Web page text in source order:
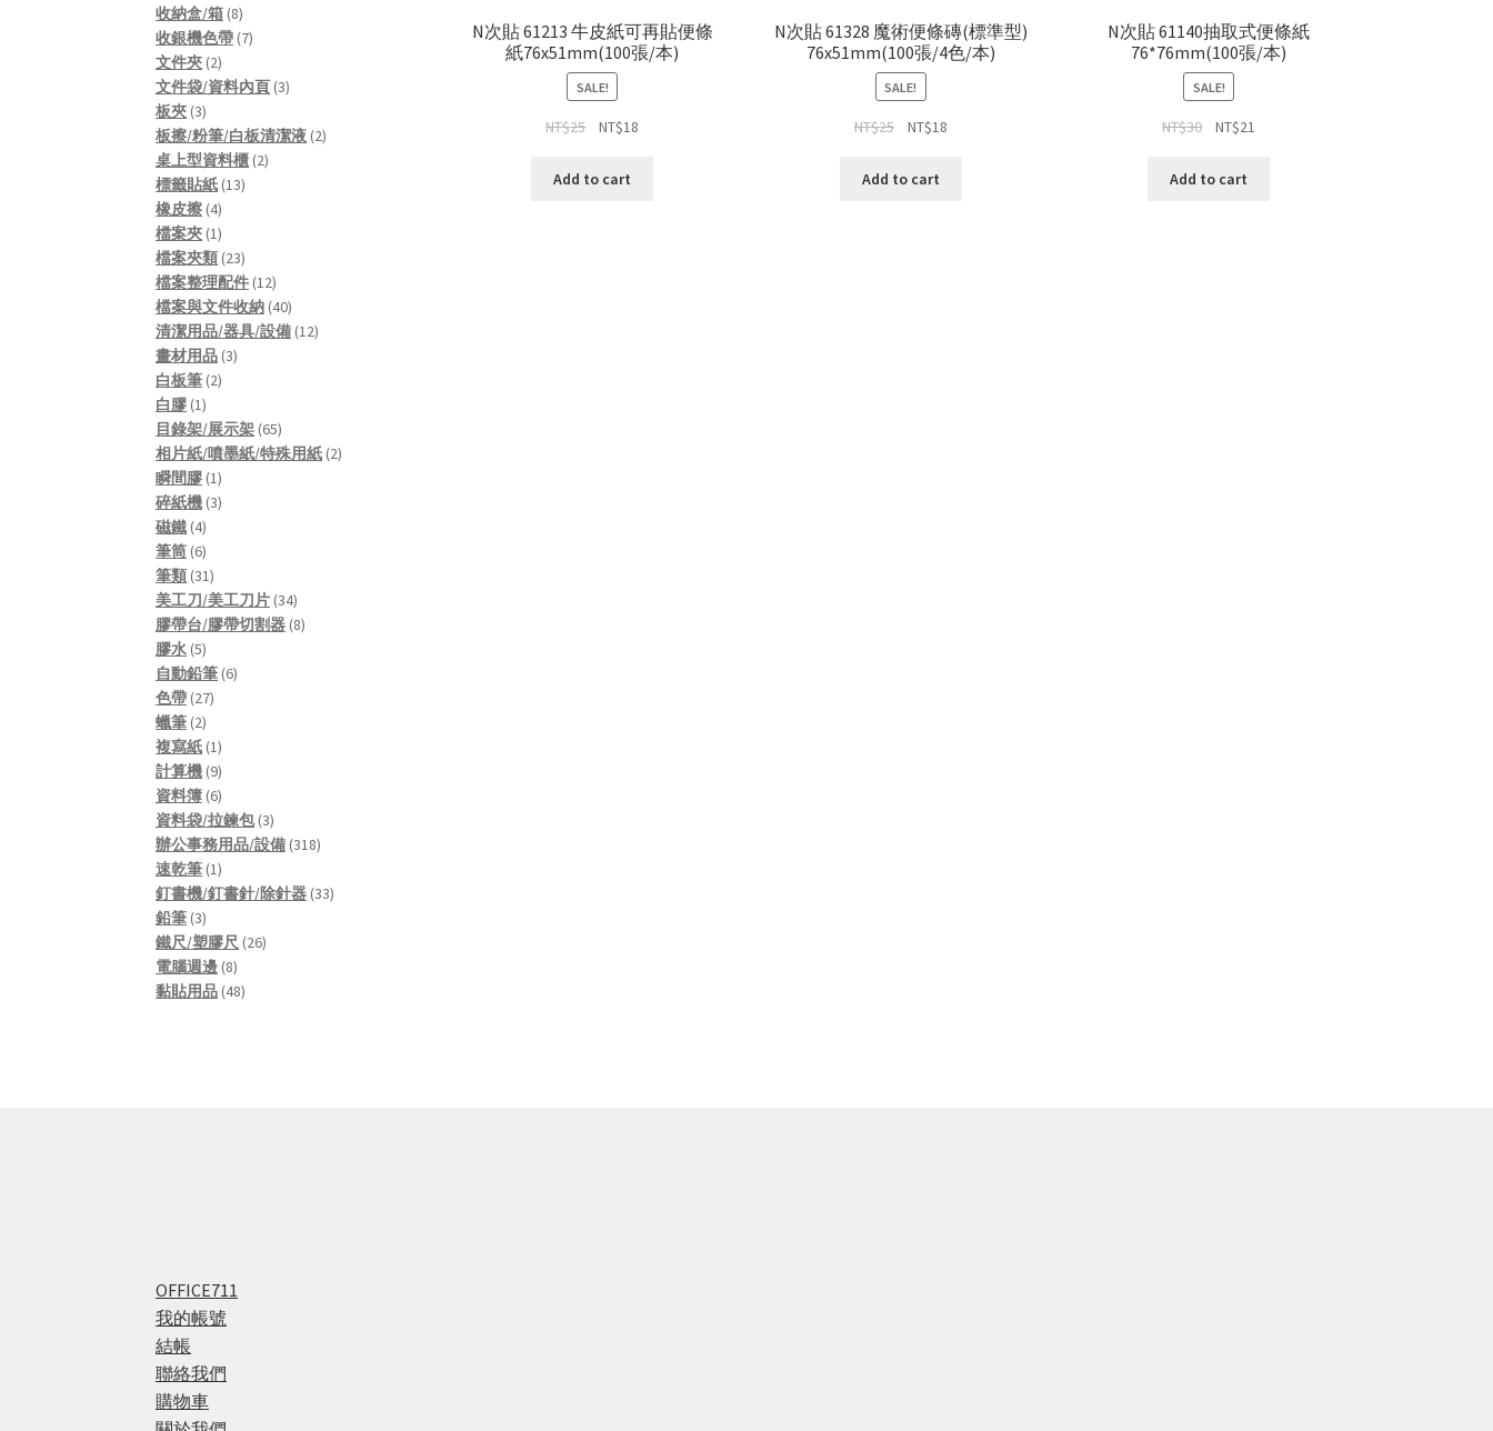
N次貼 61213 牛皮紙可再貼便條
紙76x51mm(100張/本)
SALE!
NT$25 NT$18
Add to cart
N次貼 61328 魔術便條磚(標準型)
76x51mm(100張/4色/本)
SALE!
NT$25 NT$18
Add to cart
N次貼 61140抽取式便條紙
76*76mm(100張/本)
SALE!
NT$30 NT$21
Add to cart
products
收納盒/箱 88
products
收銀機色帶 77
文件夾 22
products
文件袋/資料內頁 33
板夾 33
products
板擦/粉筆/白板清潔液 22
桌上型資料櫃 22
標籤貼紙 1313
橡皮擦 44
products
檔案夾 11
product
檔案夾類 2323
products
檔案整理配件 1212
products
檔案與文件收納 4040
products
清潔用品/器具/設備 1212
畫材用品 33
白板筆 22
白膠 11
product
目錄架/展示架 6565
products
相片紙/噴墨紙/特殊用紙 22
瞬間膠 11
product
碎紙機 33
磁鐵 44
products
筆筒 66
products
筆類 3131
products
美工刀/美工刀片 3434
products
膠帶台/膠帶切割器 88
膠水 55
products
自動鉛筆 66
色帶 2727
蠟筆 22
products
複寫紙 11
product
計算機 99
products
資料簿 66
products
資料袋/拉鍊包 33
products
辦公事務用品/設備 318318
速乾筆 11
product
釘書機/釘書針/除針器 3333
鉛筆 33
products
鐵尺/塑膠尺 2626
電腦週邊 88
products
黏貼用品 4848
OFFICE711
我的帳號
結帳
聯絡我們
購物車